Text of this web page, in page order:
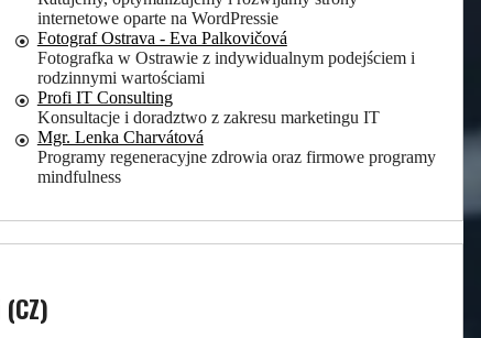
internetowe oparte na WordPressie
Fotograf Ostrava - Eva Palkovičová
Fotografka w Ostrawie z indywidualnym podejściem i
rodzinnymi wartościami
Profi IT Consulting
Konsultacje i doradztwo z zakresu marketingu IT
Mgr. Lenka Charvátová
Programy regeneracyjne zdrowia oraz firmowe programy
mindfulness